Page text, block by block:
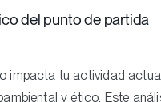
del punto de partida
impacta tu actividad
y ético. Este